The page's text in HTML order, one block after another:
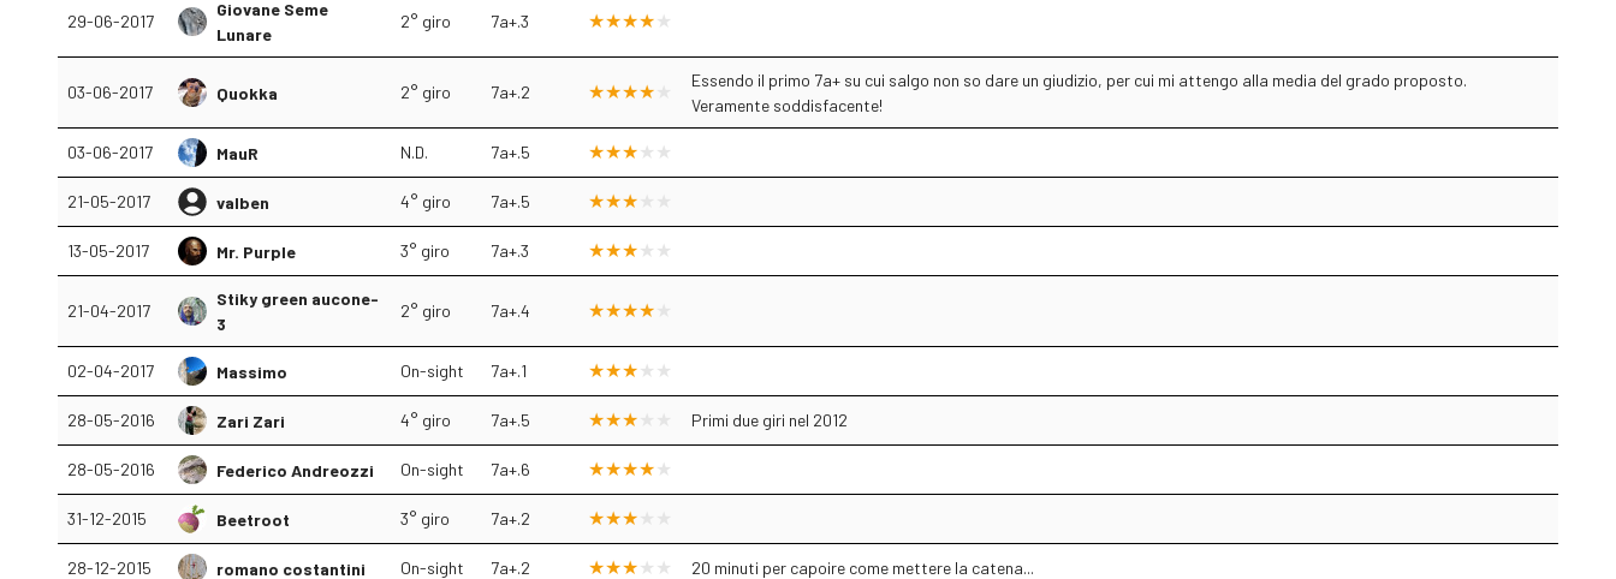
29-06-2017
Giovane Seme
Lunare
2° giro 7a+.3
03-06-2017 Quokka 2° giro 7a+.2
Essendo il primo 7a+ su cui salgo non so dare un giudizio, per cui mi attengo alla media del grado proposto.
Veramente soddisfacente!
03-06-2017 MauR N.D. 7a+.5
21-05-2017 valben 4° giro 7a+.5
13-05-2017 Mr. Purple 3° giro 7a+.3
21-04-2017
Stiky green aucone-
3
2° giro 7a+.4
02-04-2017 Massimo On-sight 7a+.1
28-05-2016 Zari Zari 4° giro 7a+.5 Primi due giri nel 2012
28-05-2016 Federico Andreozzi On-sight 7a+.6
31-12-2015 Beetroot 3° giro 7a+.2
28-12-2015 romano costantini On-sight 7a+.2 20 minuti per capoire come mettere la catena...